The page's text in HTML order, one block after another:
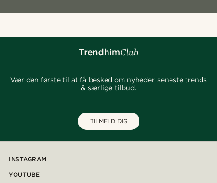
Vær den første til at få besked om nyheder, seneste trends
& særlige tilbud.
TILMELD DIG
INSTAGRAM
YOUTUBE